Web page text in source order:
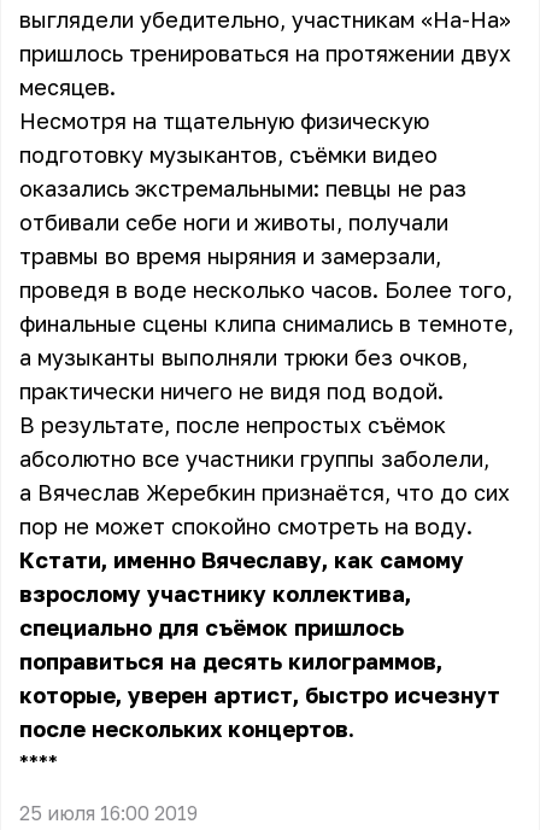
выглядели убедительно, участникам «На-На»
пришлось тренироваться на протяжении двух
месяцев.
Несмотря на тщательную физическую
подготовку музыкантов, съёмки видео
оказались экстремальными: певцы не раз
отбивали себе ноги и животы, получали
травмы во время ныряния и замерзали,
проведя в воде несколько часов. Более того,
финальные сцены клипа снимались в темноте,
а музыканты выполняли трюки без очков,
практически ничего не видя под водой.
В результате, после непростых съёмок
абсолютно все участники группы заболели,
а Вячеслав Жеребкин признаётся, что до сих
пор не может спокойно смотреть на воду.
Кстати, именно Вячеславу, как самому
взрослому участнику коллектива,
специально для съёмок пришлось
поправиться на десять килограммов,
которые, уверен артист, быстро исчезнут
после нескольких концертов.
** **
25 июля 16:00 2019